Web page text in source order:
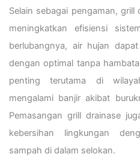
Selain sebagai pengaman,
meningkatkan efisiensi
berlubangnya, air hujan
dengan optimal tanpa
penting terutama di
mengalami banjir akibat
Pemasangan grill drainase
kebersihan lingkungan
sampah di dalam selokan.